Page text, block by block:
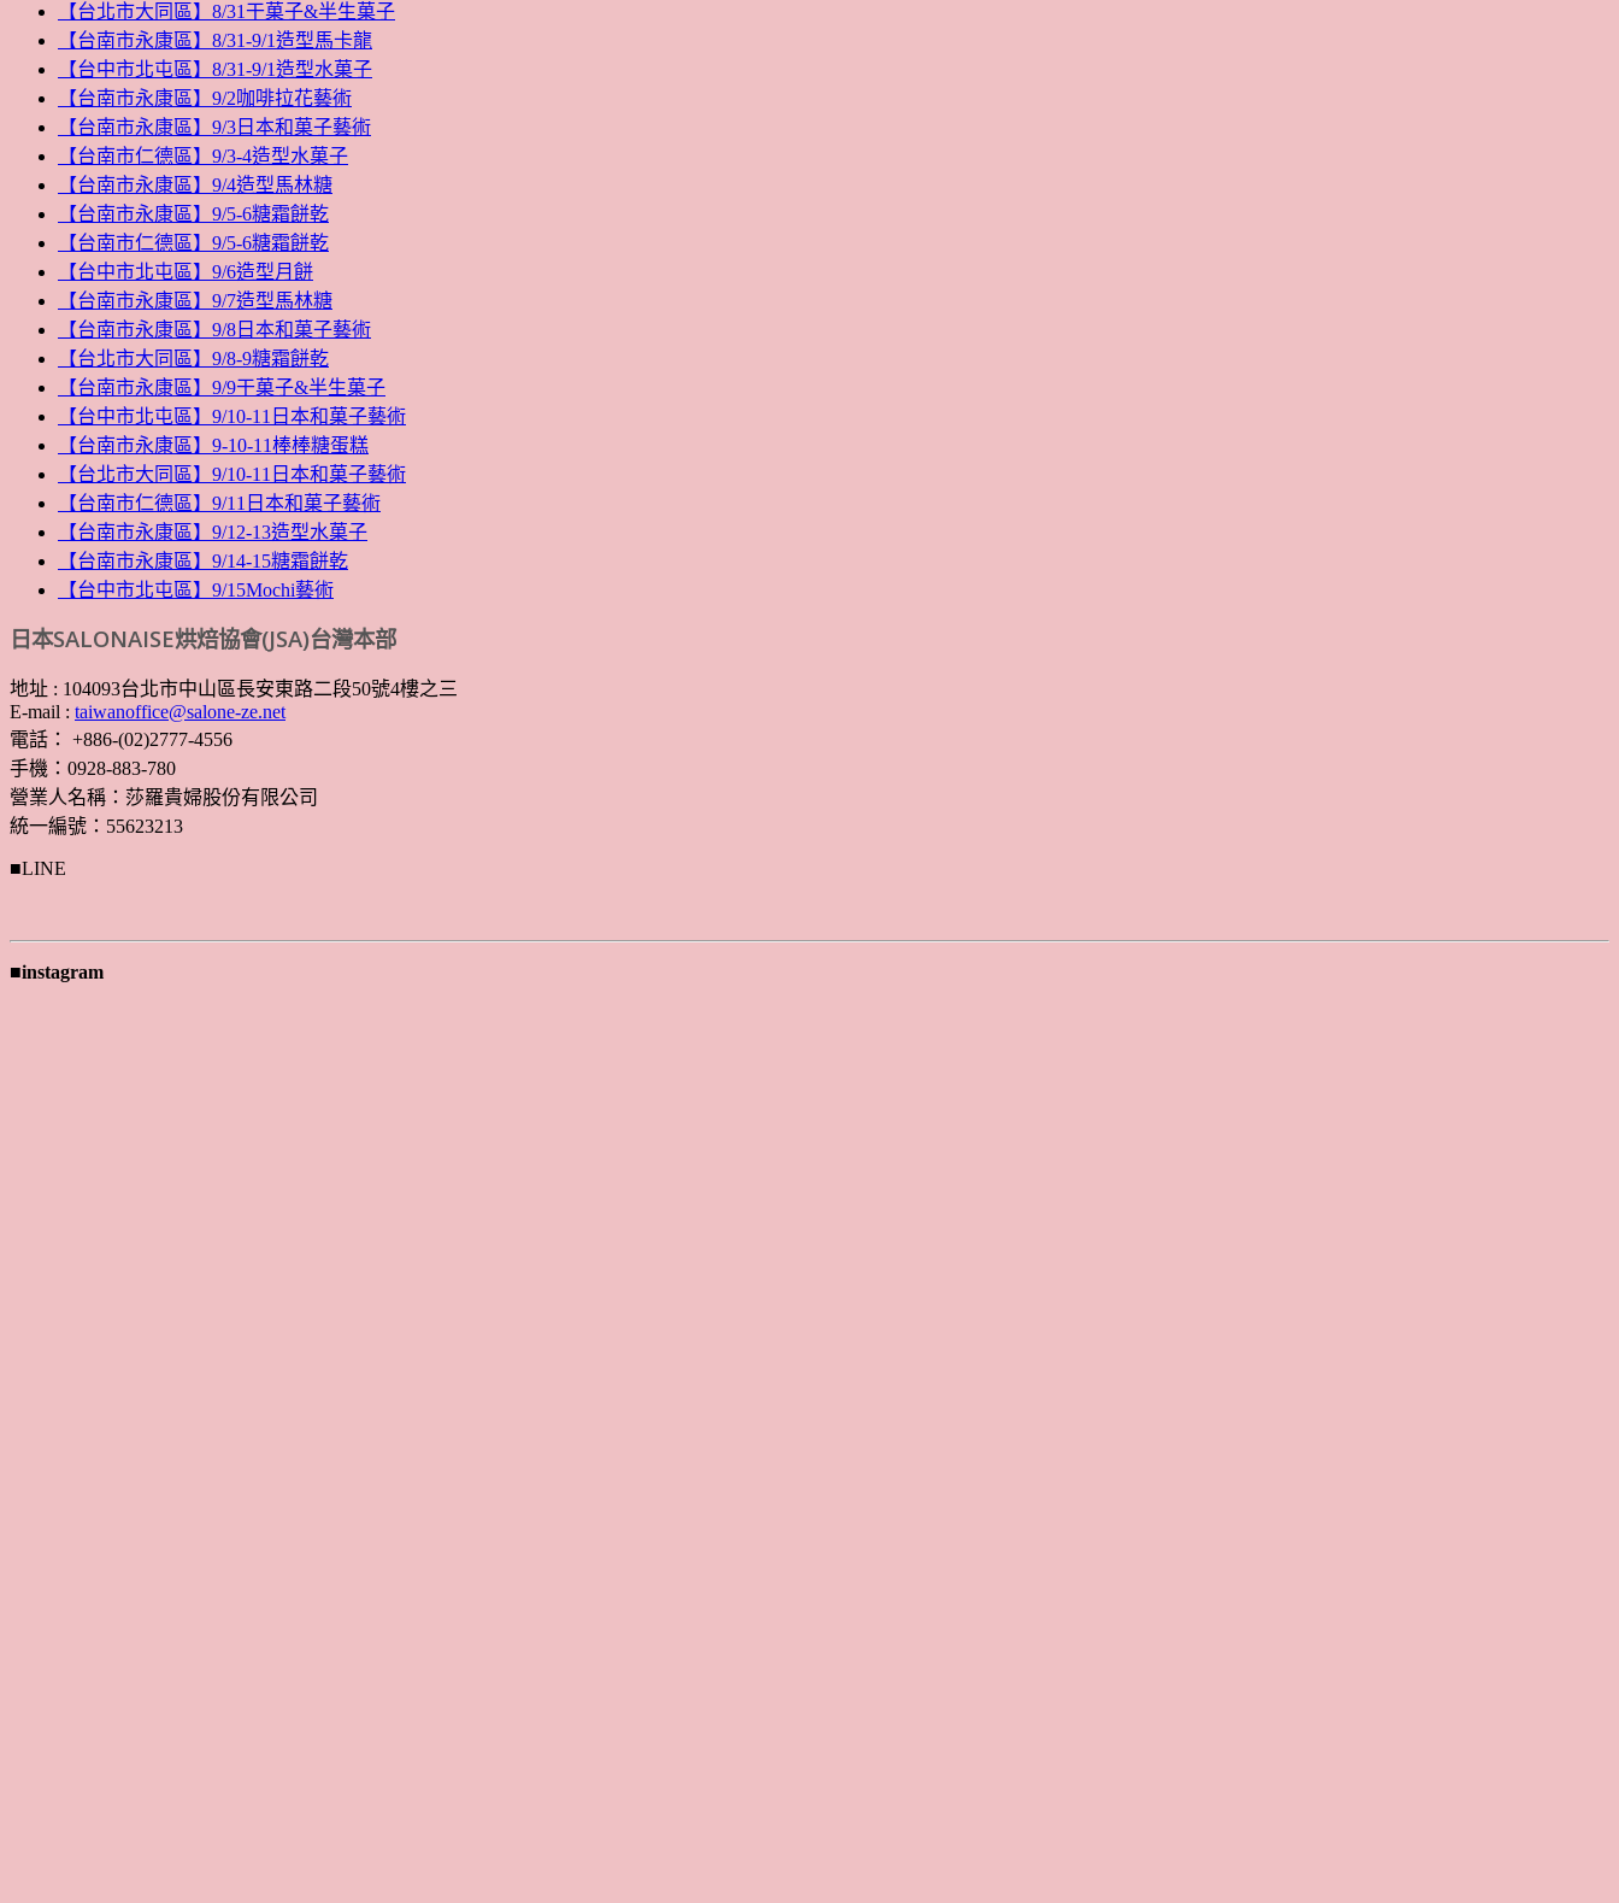
【台北市大同區】8/31干菓子&半生菓子
【台南市永康區】8/31-9/1造型馬卡龍
【台中市北屯區】8/31-9/1造型水菓子
【台南市永康區】9/2咖啡拉花藝術
【台南市永康區】9/3日本和菓子藝術
【台南市仁德區】9/3-4造型水菓子
【台南市永康區】9/4造型馬林糖
【台南市永康區】9/5-6糖霜餅乾
【台南市仁德區】9/5-6糖霜餅乾
【台中市北屯區】9/6造型月餅
【台南市永康區】9/7造型馬林糖
【台南市永康區】9/8日本和菓子藝術
【台北市大同區】9/8-9糖霜餅乾
【台南市永康區】9/9干菓子&半生菓子
【台中市北屯區】9/10-11日本和菓子藝術
【台南市永康區】9-10-11棒棒糖蛋糕
【台北市大同區】9/10-11日本和菓子藝術
【台南市仁德區】9/11日本和菓子藝術
【台南市永康區】9/12-13造型水菓子
【台南市永康區】9/14-15糖霜餅乾
【台中市北屯區】9/15Mochi藝術
日本SALONAISE烘焙協會(JSA)台灣本部
地址 : 104093台北市中山區長安東路二段50號4樓之三
E-mail : taiwanoffice@salone-ze.net
電話： +886-(02)2777-4556
手機：0928-883-780
營業人名稱：莎羅貴婦股份有限公司
統一編號：55623213
■LINE
■instagram